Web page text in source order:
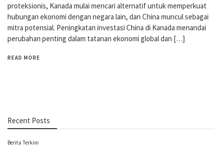
proteksionis, Kanada mulai mencari alternatif untuk memperkuat
hubungan ekonomi dengan negara lain, dan China muncul sebagai
mitra potensial. Peningkatan investasi China di Kanada menandai
perubahan penting dalam tatanan ekonomi global dan […]
READ MORE
Recent Posts
Berita Terkini